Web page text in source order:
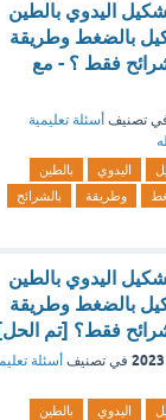
اليدوي بالطين
بالضغط وطريقة
فقط ؟ - مع
تصنيف أسئلة تعليمية
اليدوي
بالطين
وطريقة
بالشرائح
اليدوي بالطين
بالضغط وطريقة
فقط؟ [تم الحل]
في تصنيف أسئلة
اليدوي
بالطين